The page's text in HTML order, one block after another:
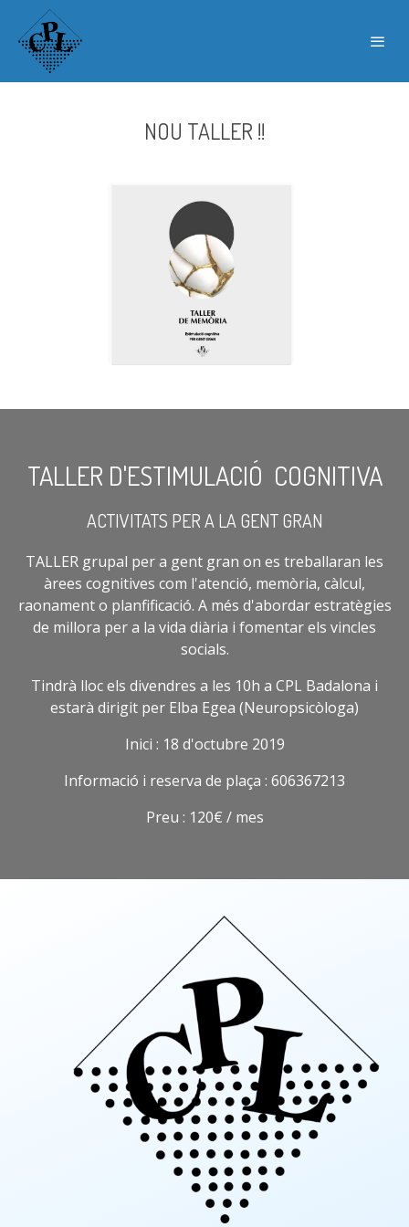
NOU TALLER !!
TALLER D'ESTIMULACIÓ COGNITIVA
ACTIVITATS PER A LA GENT GRAN
TALLER grupal per a gent gran on es treballaran les
àrees cognitives com l'atenció, memòria, càlcul,
raonament o planfificació. A més d'abordar estratègies
de millora per a la vida diària i fomentar els vincles
socials.
Tindrà lloc els divendres a les 10h a CPL Badalona i
estarà dirigit per Elba Egea (Neuropsicòloga)
Inici : 18 d'octubre 2019
Informació i reserva de plaça : 606367213
Preu : 120€ / mes